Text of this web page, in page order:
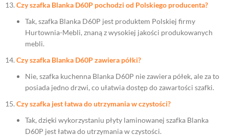
Czy szafka Blanka D60P pochodzi od Polskiego producenta?
Tak, szafka Blanka D60P jest produktem Polskiej firmy
Hurtownia-Mebli, znaną z wysokiej jakości produkowanych
mebli.
Czy szafka Blanka D60P zawiera półki?
Nie, szafka kuchenna Blanka D60P nie zawiera półek, ale za to
posiada jedno drzwi, co ułatwia dostęp do zawartości szafki.
Czy szafka jest łatwa do utrzymania w czystości?
Tak, dzięki wykorzystaniu płyty laminowanej szafka Blanka
D60P jest łatwa do utrzymania w czystości.